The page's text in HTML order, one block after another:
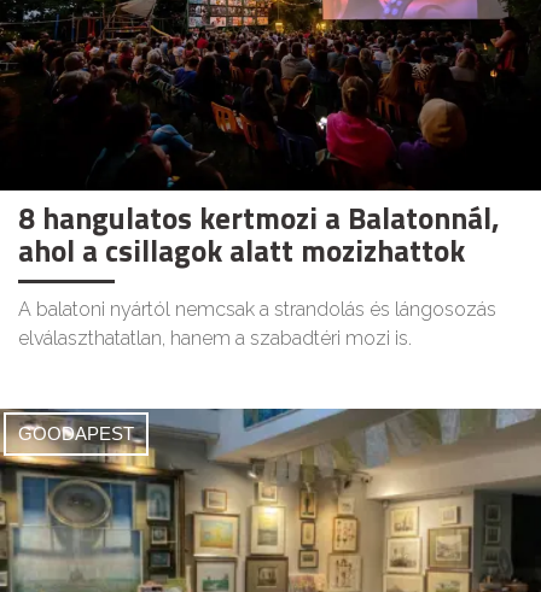
8 hangulatos kertmozi a Balatonnál,
ahol a csillagok alatt mozizhattok
A balatoni nyártól nemcsak a strandolás és lángosozás
elválaszthatatlan, hanem a szabadtéri mozi is.
GOODAPEST